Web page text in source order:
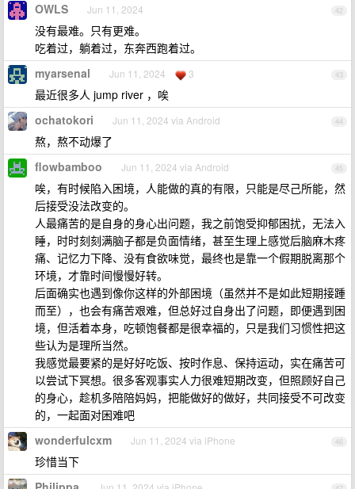
42
OWLS Jun 11, 2024
没有最难。只有更难。
吃着过，躺着过，东奔西跑着过。
43
myarsenal Jun 11, 2024 3
最近很多人 jump river ，唉
44
ochatokori Jun 11, 2024 via Android
熬，熬不动爆了
45
flowbamboo Jun 11, 2024 via Android
唉，有时候陷入困境，人能做的真的有限，只能是尽己所能，然
后接受没法改变的。
人最痛苦的是自身的身心出问题，我之前饱受抑郁困扰，无法入
睡，时时刻刻满脑子都是负面情绪，甚至生理上感觉后脑麻木疼
痛、记忆力下降、没有食欲味觉，最终也是靠一个假期脱离那个
环境，才靠时间慢慢好转。
后面确实也遇到像你这样的外部困境（虽然并不是如此短期接踵
而至），也会有痛苦艰难，但总好过自身出了问题，即便遇到困
境，但活着本身，吃顿饱餐都是很幸福的，只是我们习惯性把这
些认为是理所当然。
我感觉最要紧的是好好吃饭、按时作息、保持运动，实在痛苦可
以尝试下冥想。很多客观事实人力很难短期改变，但照顾好自己
的身心，趁机多陪陪妈妈，把能做好的做好，共同接受不可改变
的，一起面对困难吧
46
wonderfulcxm Jun 11, 2024 via iPhone
珍惜当下